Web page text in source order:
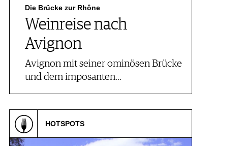
Die Brücke zur Rhône
Weinreise nach
Avignon
Avignon mit seiner ominösen Brücke
und dem imposanten…
HOTSPOTS